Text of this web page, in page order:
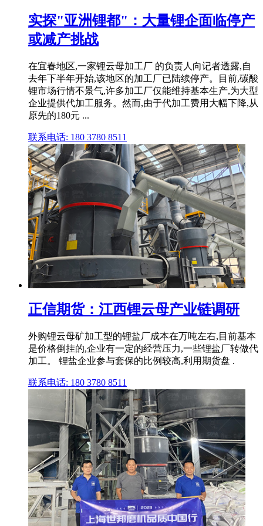
实探"亚洲锂都"：大量锂企面临停产
或减产挑战
在宜春地区,一家锂云母加工厂 的负责人向记者透露,自
去年下半年开始,该地区的加工厂已陆续停产。目前,碳酸
锂市场行情不景气,许多加工厂仅能维持基本生产,为大型
企业提供代加工服务。然而,由于代加工费用大幅下降,从
原先的180元 ...
联系电话: 180 3780 8511
正信期货：江西锂云母产业链调研
外购锂云母矿加工型的锂盐厂成本在万吨左右,目前基本
是价格倒挂的,企业有一定的经营压力,一些锂盐厂转做代
加工。 锂盐企业参与套保的比例较高,利用期货盘 .
联系电话: 180 3780 8511